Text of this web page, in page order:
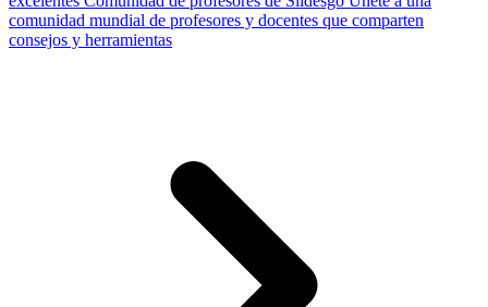
comunidad mundial de profesores y docentes que comparten
consejos y herramientas